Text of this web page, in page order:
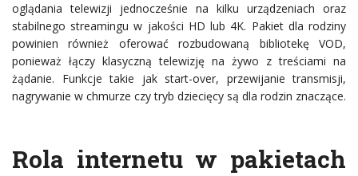
oglądania telewizji jednocześnie na kilku urządzeniach oraz
stabilnego streamingu w jakości HD lub 4K. Pakiet dla rodziny
powinien również oferować rozbudowaną bibliotekę VOD,
ponieważ łączy klasyczną telewizję na żywo z treściami na
żądanie. Funkcje takie jak start-over, przewijanie transmisji,
nagrywanie w chmurze czy tryb dziecięcy są dla rodzin znaczące.
Rola internetu w pakietach